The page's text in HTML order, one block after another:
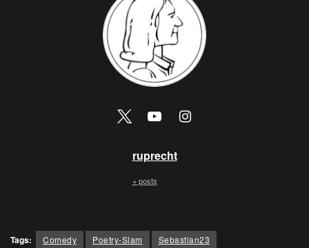
ruprecht
+ posts
Tags: Comedy Poetry-Slam Sebastian23